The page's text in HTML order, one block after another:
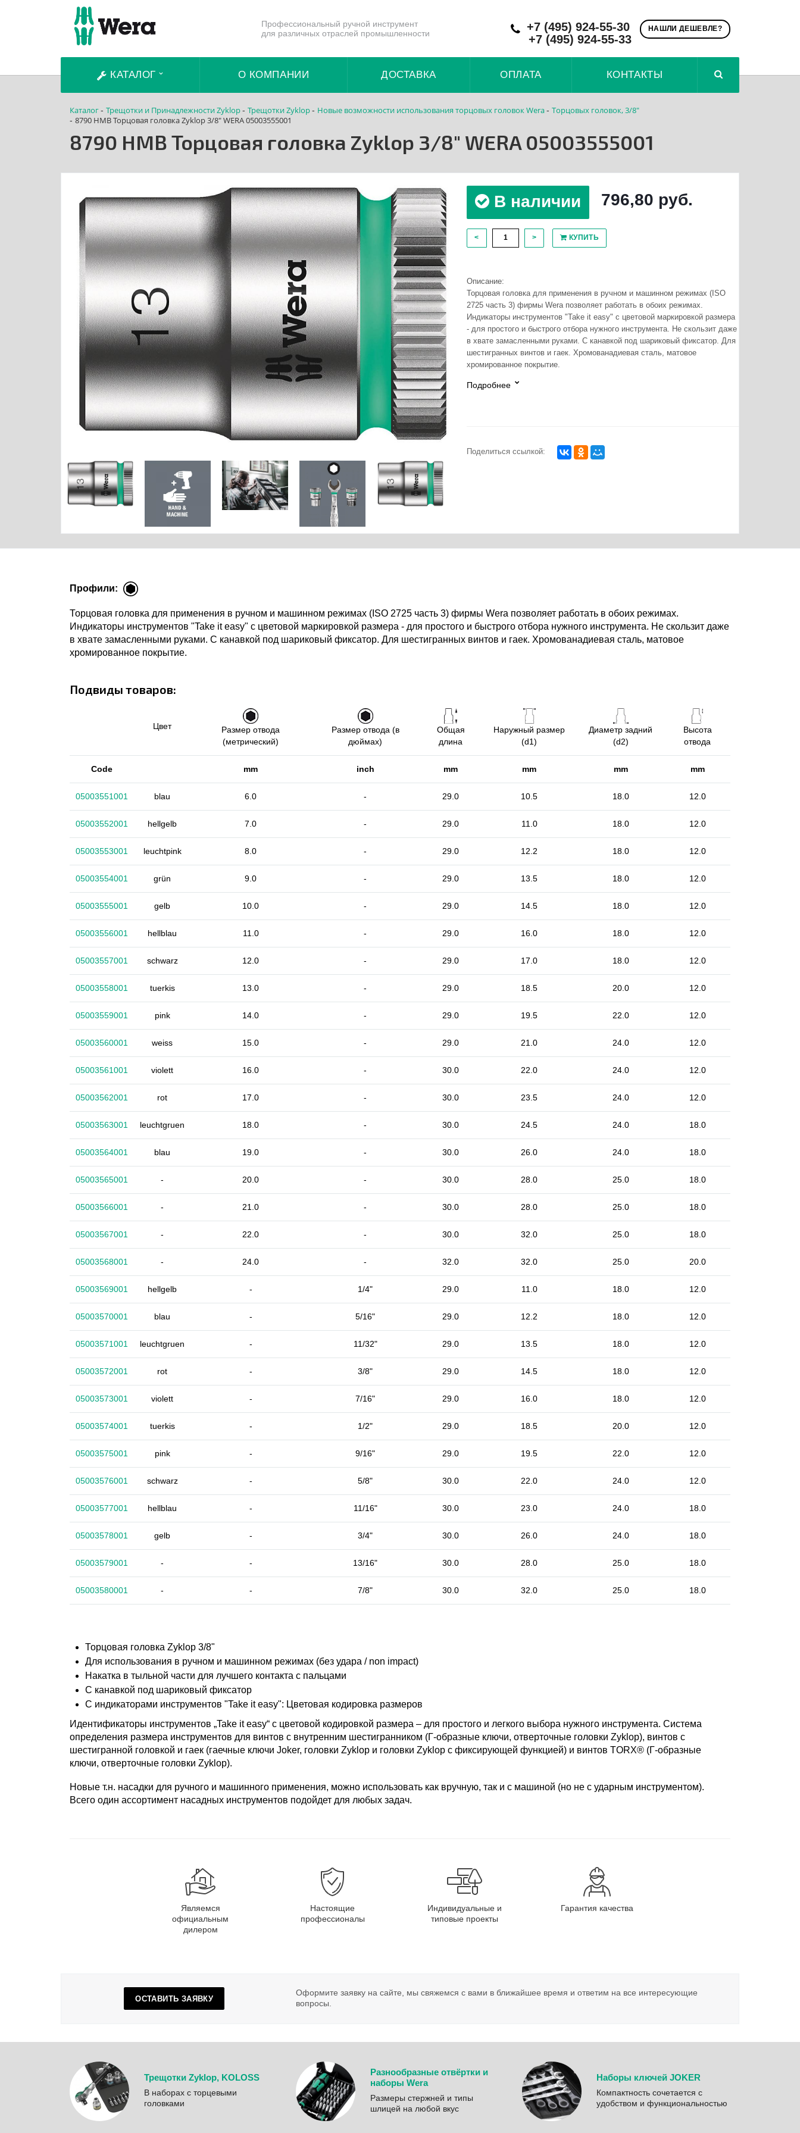
Профессиональный ручной инструмент
для различных отраслей промышленности
НАШЛИ ДЕШЕВЛЕ?
+7 (495) 924-55-30
+7 (495) 924-55-33
КАТАЛОГ О КОМПАНИИ ДОСТАВКА ОПЛАТА КОНТАКТЫ
Каталог- Трещотки и Принадлежности Zyklop- Трещотки Zyklop- Новые возможности использования торцовых головок Wera- Tорцовых головок, 3/8"
- 8790 HMB Торцовая головка Zyklop 3/8" WERA 05003555001
8790 HMB Торцовая головка Zyklop 3/8" WERA 05003555001
В наличии 796,80 руб.
< > КУПИТЬ
Описание:
Торцовая головка для применения в ручном и машинном режимах (ISO
2725 часть 3) фирмы Wera позволяет работать в обоих режимах.
Индикаторы инструментов "Take it easy" с цветовой маркировкой размера
- для простого и быстрого отбора нужного инструмента. Не скользит даже
в хвате замасленными руками. С канавкой под шариковый фиксатор. Для
шестигранных винтов и гаек. Хромованадиевая сталь, матовое
хромированное покрытие.
Подробнее
Поделиться ссылкой:
Профили:
Торцовая головка для применения в ручном и машинном режимах (ISO 2725 часть 3) фирмы Wera позволяет работать в обоих режимах.
Индикаторы инструментов "Take it easy" с цветовой маркировкой размера - для простого и быстрого отбора нужного инструмента. Не скользит даже
в хвате замасленными руками. С канавкой под шариковый фиксатор. Для шестигранных винтов и гаек. Хромованадиевая сталь, матовое
хромированное покрытие.
Подвиды товаров:
Цвет
Размер отвода
(метрический)
Размер отвода (в
дюймах)
Общая
длина
Наружный размер
(d1)
Диаметр задний
(d2)
Высота
отвода
Code mm inch mm mm mm mm
05003551001 blau 6.0 - 29.0 10.5 18.0 12.0
05003552001 hellgelb 7.0 - 29.0 11.0 18.0 12.0
05003553001 leuchtpink 8.0 - 29.0 12.2 18.0 12.0
05003554001 grün 9.0 - 29.0 13.5 18.0 12.0
05003555001 gelb 10.0 - 29.0 14.5 18.0 12.0
05003556001 hellblau 11.0 - 29.0 16.0 18.0 12.0
05003557001 schwarz 12.0 - 29.0 17.0 18.0 12.0
05003558001 tuerkis 13.0 - 29.0 18.5 20.0 12.0
05003559001 pink 14.0 - 29.0 19.5 22.0 12.0
05003560001 weiss 15.0 - 29.0 21.0 24.0 12.0
05003561001 violett 16.0 - 30.0 22.0 24.0 12.0
05003562001 rot 17.0 - 30.0 23.5 24.0 12.0
05003563001 leuchtgruen 18.0 - 30.0 24.5 24.0 18.0
05003564001 blau 19.0 - 30.0 26.0 24.0 18.0
05003565001 - 20.0 - 30.0 28.0 25.0 18.0
05003566001 - 21.0 - 30.0 28.0 25.0 18.0
05003567001 - 22.0 - 30.0 32.0 25.0 18.0
05003568001 - 24.0 - 32.0 32.0 25.0 20.0
05003569001 hellgelb - 1/4" 29.0 11.0 18.0 12.0
05003570001 blau - 5/16" 29.0 12.2 18.0 12.0
05003571001 leuchtgruen - 11/32" 29.0 13.5 18.0 12.0
05003572001 rot - 3/8" 29.0 14.5 18.0 12.0
05003573001 violett - 7/16" 29.0 16.0 18.0 12.0
05003574001 tuerkis - 1/2" 29.0 18.5 20.0 12.0
05003575001 pink - 9/16" 29.0 19.5 22.0 12.0
05003576001 schwarz - 5/8" 30.0 22.0 24.0 12.0
05003577001 hellblau - 11/16" 30.0 23.0 24.0 18.0
05003578001 gelb - 3/4" 30.0 26.0 24.0 18.0
05003579001 - - 13/16" 30.0 28.0 25.0 18.0
05003580001 - - 7/8" 30.0 32.0 25.0 18.0
Торцовая головка Zyklop 3/8"
Для использования в ручном и машинном режимах (без удара / non impact)
Накатка в тыльной части для лучшего контакта с пальцами
С канавкой под шариковый фиксатор
С индикаторами инструментов "Take it easy": Цветовая кодировка размеров
Идентификаторы инструментов „Take it easy“ с цветовой кодировкой размера – для простого и легкого выбора нужного инструмента. Система
определения размера инструментов для винтов с внутренним шестигранником (Г-образные ключи, отверточные головки Zyklop), винтов с
шестигранной головкой и гаек (гаечные ключи Joker, головки Zyklop и головки Zyklop с фиксирующей функцией) и винтов TORX® (Г-образные
ключи, отверточные головки Zyklop).
Новые т.н. насадки для ручного и машинного применения, можно использовать как вручную, так и с машиной (но не с ударным инструментом).
Всего один ассортимент насадных инструментов подойдет для любых задач.
Являемся
официальным
дилером
Настоящие
профессионалы
Индивидуальные и
типовые проекты
Гарантия качества
ОСТАВИТЬ ЗАЯВКУ
Оформите заявку на сайте, мы свяжемся с вами в ближайшее время и ответим на все интересующие
вопросы.
Трещотки Zyklop, KOLOSS
B наборах с торцевыми
головками
Разнообразные отвёртки и
наборы Wera
Размеры стержней и типы
шлицей на любой вкус
Наборы ключей JOKER
Компактность сочетается с
удобством и функциональностью